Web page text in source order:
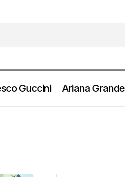
Guccini Ariana Grande